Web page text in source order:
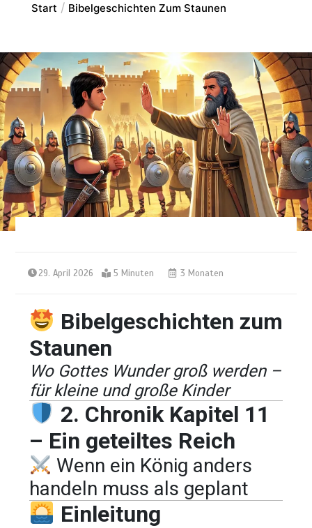
Start Bibelgeschichten Zum Staunen
29. April 2026 5 Minuten 3 Monaten
Bibelgeschichten zum
Staunen
Wo Gottes Wunder groß werden –
für kleine und große Kinder
2. Chronik Kapitel 11
– Ein geteiltes Reich
Wenn ein König anders
handeln muss als geplant
Einleitung